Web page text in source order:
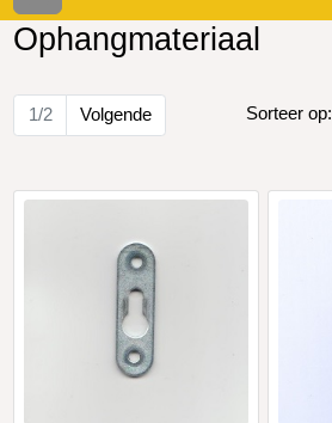
Ophangmateriaal
Sorteer op:
1/2 Volgende